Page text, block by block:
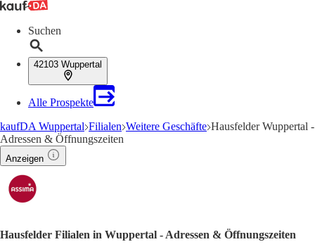
Suchen
42103 Wuppertal
Alle Prospekte
kaufDA Wuppertal Filialen Weitere Geschäfte Hausfelder Wuppertal -
Adressen & Öffnungszeiten
Anzeigen
Hausfelder Filialen in Wuppertal - Adressen & Öffnungszeiten